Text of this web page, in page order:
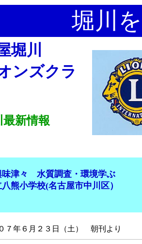
堀川
川
ズクラ
最新情報
津々 水質調査・環境学ぶ
小学校(名古屋市中川区）
年６月２３日（土） 朝刊より